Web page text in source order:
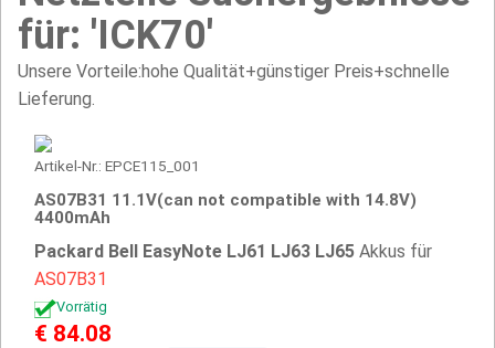
für: 'ICK70'
Unsere Vorteile:hohe Qualität+günstiger Preis+schnelle
Lieferung.
Artikel-Nr.: EPCE115_001
AS07B31 11.1V(can not compatible with 14.8V)
4400mAh
Packard Bell EasyNote LJ61 LJ63 LJ65 Akkus für
AS07B31
Vorrätig
€ 84.08